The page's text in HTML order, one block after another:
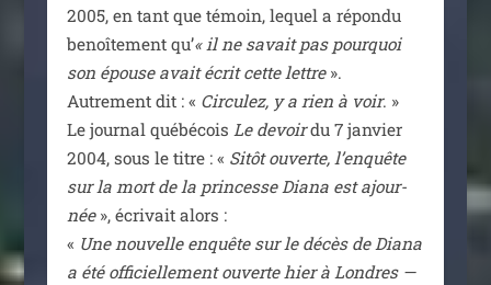
2005, en tant que témoin, lequel a répon­du
benoî­te­ment qu’« il ne savait pas pour­quoi
son épouse avait écrit cette lettre».
Autrement dit : « Circulez, y a rien à voir. »
Le jour­nal qué­bé­cois Le devoirdu 7 jan­vier
2004, sous le titre : « Sitôt ouverte, l’en­quête
sur la mort de la prin­cesse Diana est ajour­
née», écri­vait alors :
« Une nou­velle enquête sur le décès de Diana
a été offi­ciel­le­ment ouverte hier à Londres —